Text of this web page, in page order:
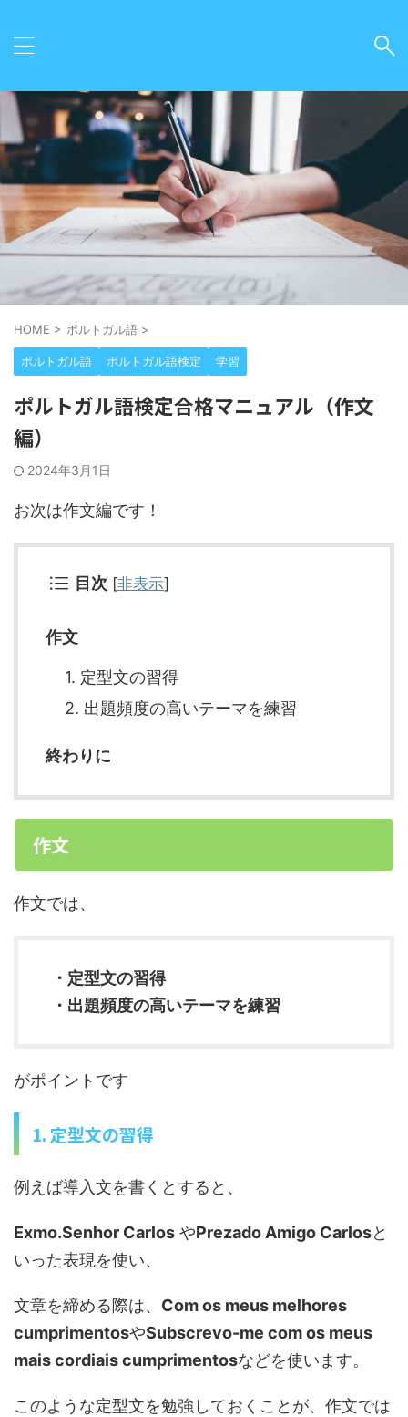
HOME > ポルトガル語 >
ポルトガル語 ポルトガル語検定 学習
ポルトガル語検定合格マニュアル（作文
編）
2024年3月1日
お次は作文編です！
目次 [非表示]
作文
1. 定型文の習得
2. 出題頻度の高いテーマを練習
終わりに
作文
作文では、
・定型文の習得
・出題頻度の高いテーマを練習
がポイントです
1. 定型文の習得
例えば導入文を書くとすると、
Exmo.Senhor Carlos やPrezado Amigo Carlosと
いった表現を使い、
文章を締める際は、 Com os meus melhores
cumprimentosやSubscrevo-me com os meus
mais cordiais cumprimentosなどを使います。
このような定型文を勉強しておくことが、作文では